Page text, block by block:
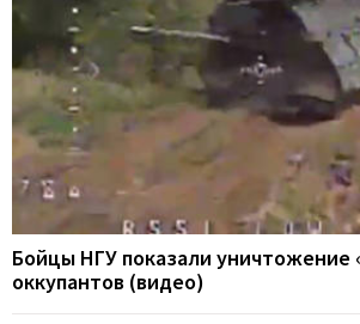
Бойцы НГУ показали уничтожение
оккупантов (видео)